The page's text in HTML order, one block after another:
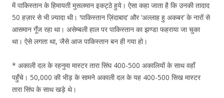
में पाकिस्तान के हिमायती मुसलमान इकट्ठे हुये। ऐसा कहा जाता है कि उनकी तादाद
50 हज़ार से भी ज़्यादा थी। ‘पाकिस्तान ज़िंदाबाद’ और ‘अल्लाह हु अकबर’ के नारों से
आसमान गूँज रहा था। असेम्बली हाल पर पाकिस्तान का झण्डा फहराया जा चुका
था। ऐसे लगता था, जैसे आज पाकिस्तान बन ही गया हो।
* अकाली दल के रहनुमा मास्टर तारा सिंघ 400-500 अकालियों के साथ वहाँ
पहुँचे। 50,000 की भीड़ के सामने अकाली दल के यह 400-500 सिख मास्टर
तारा सिंघ के साथ खड़े थे।